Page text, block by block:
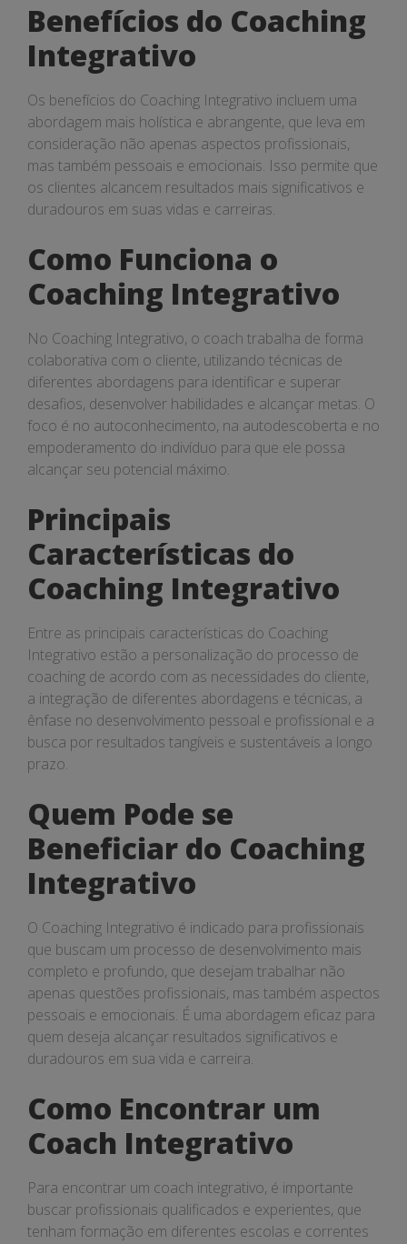
Benefícios do Coaching
Integrativo
Os benefícios do Coaching Integrativo incluem uma
abordagem mais holística e abrangente, que leva em
consideração não apenas aspectos profissionais,
mas também pessoais e emocionais. Isso permite que
os clientes alcancem resultados mais significativos e
duradouros em suas vidas e carreiras.
Como Funciona o
Coaching Integrativo
No Coaching Integrativo, o coach trabalha de forma
colaborativa com o cliente, utilizando técnicas de
diferentes abordagens para identificar e superar
desafios, desenvolver habilidades e alcançar metas. O
foco é no autoconhecimento, na autodescoberta e no
empoderamento do indivíduo para que ele possa
alcançar seu potencial máximo.
Principais
Características do
Coaching Integrativo
Entre as principais características do Coaching
Integrativo estão a personalização do processo de
coaching de acordo com as necessidades do cliente,
a integração de diferentes abordagens e técnicas, a
ênfase no desenvolvimento pessoal e profissional e a
busca por resultados tangíveis e sustentáveis a longo
prazo.
Quem Pode se
Beneficiar do Coaching
Integrativo
O Coaching Integrativo é indicado para profissionais
que buscam um processo de desenvolvimento mais
completo e profundo, que desejam trabalhar não
apenas questões profissionais, mas também aspectos
pessoais e emocionais. É uma abordagem eficaz para
quem deseja alcançar resultados significativos e
duradouros em sua vida e carreira.
Como Encontrar um
Coach Integrativo
Para encontrar um coach integrativo, é importante
buscar profissionais qualificados e experientes, que
tenham formação em diferentes escolas e correntes